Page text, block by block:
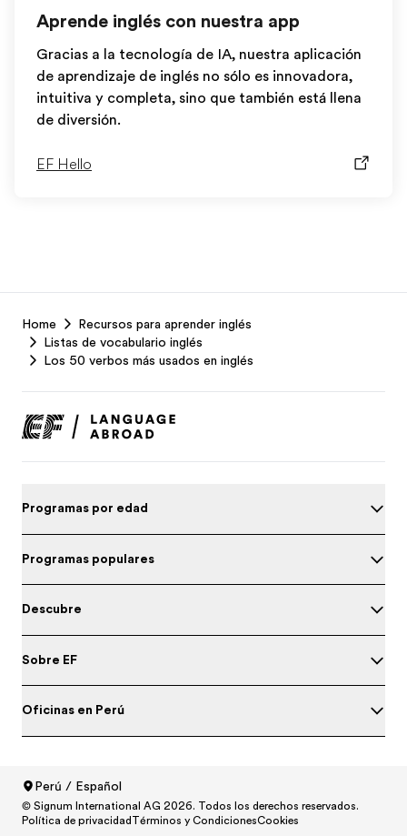
Aprende inglés con nuestra app
Gracias a la tecnología de IA, nuestra aplicación
de aprendizaje de inglés no sólo es innovadora,
intuitiva y completa, sino que también está llena
de diversión.
EF Hello
Footer
Home
Recursos para aprender inglés
Listas de vocabulario inglés
Los 50 verbos más usados en inglés
Programas por edad
Programas populares
Descubre
Sobre EF
Oficinas en Perú
Perú / Español
North America/Canada / English
North America
Canada / Français
© Signum International AG 2026. Todos los derechos reservados.
Política de privacidadTérminos y CondicionesCookies